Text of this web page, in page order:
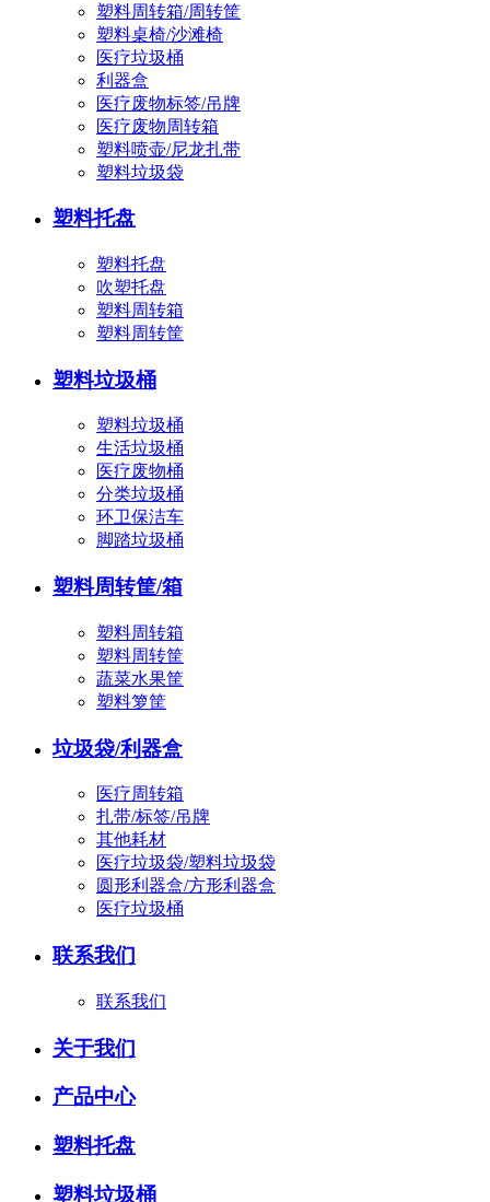
塑料周转箱/周转筐
塑料桌椅/沙滩椅
医疗垃圾桶
利器盒
医疗废物标签/吊牌
医疗废物周转箱
塑料喷壶/尼龙扎带
塑料垃圾袋
塑料托盘
塑料托盘
吹塑托盘
塑料周转箱
塑料周转筐
塑料垃圾桶
塑料垃圾桶
生活垃圾桶
医疗废物桶
分类垃圾桶
环卫保洁车
脚踏垃圾桶
塑料周转筐/箱
塑料周转箱
塑料周转筐
蔬菜水果筐
塑料箩筐
垃圾袋/利器盒
医疗周转箱
扎带/标签/吊牌
其他耗材
医疗垃圾袋/塑料垃圾袋
圆形利器盒/方形利器盒
医疗垃圾桶
联系我们
联系我们
关于我们
产品中心
塑料托盘
塑料垃圾桶